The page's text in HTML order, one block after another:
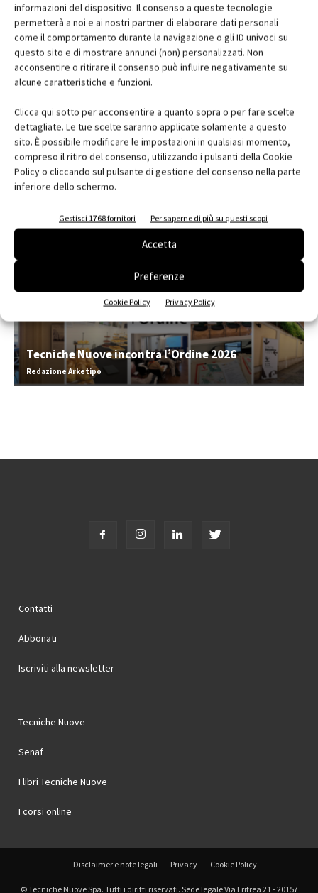
informazioni del dispositivo. Il consenso a queste tecnologie
permetterà a noi e ai nostri partner di elaborare dati personali
come il comportamento durante la navigazione o gli ID univoci su
questo sito e di mostrare annunci (non) personalizzati. Non
acconsentire o ritirare il consenso può influire negativamente su
alcune caratteristiche e funzioni.
Clicca qui sotto per acconsentire a quanto sopra o per fare scelte
dettagliate. Le tue scelte saranno applicate solamente a questo
sito. È possibile modificare le impostazioni in qualsiasi momento,
compreso il ritiro del consenso, utilizzando i pulsanti della Cookie
Policy o cliccando sul pulsante di gestione del consenso nella parte
inferiore dello schermo.
Gestisci 1768 fornitori Per saperne di più su questi scopi
Accetta
Preferenze
Cookie Policy Privacy Policy
Edicola web
Iscriviti alla newsletter
EVENTI
Tecniche Nuove incontra l’Ordine 2026
Redazione Arketipo
Contatti
Abbonati
Iscriviti alla newsletter
Tecniche Nuove
Senaf
I libri Tecniche Nuove
I corsi online
Disclaimer e note legali Privacy Cookie Policy
© Tecniche Nuove Spa. Tutti i diritti riservati. Sede legale Via Eritrea 21 - 20157